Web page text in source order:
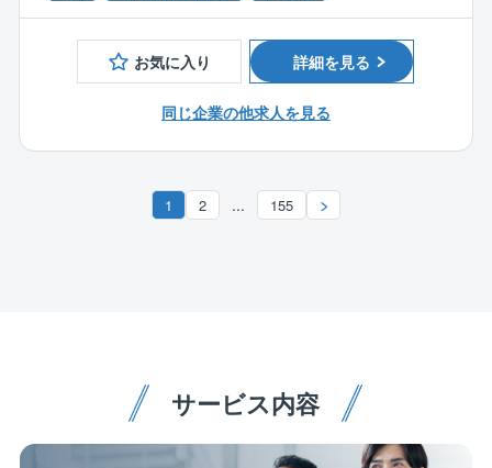
未経験でも3カ月で初契約が一般的で、経験者なら初月
から契約獲得も可能です。
【チーム組織構成】
現在20代を中心に、20代～50代の幅広い年齢層が活躍
者や店長へキャリアアップした社員も多数在籍してい
＼働きやすい理由／
◆現場に縛られない働き方を実現
現場への移動や張り付きで時間を浪費することはもう
DX化で業務を効率化！現場支援アプリ『ANDPAD』を
導入。
有が可能になり、非効率な移動時間を根本から解消し
あなたは【原価/工程/品質/安全管理】にのみ注力して
お気に入り 詳細を見る
同じ企業の他求人を見る
1 2 ... 155
サービス内容